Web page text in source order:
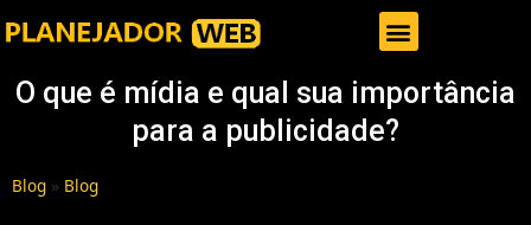
O que é mídia e qual sua importância
para a publicidade?
Blog » Blog